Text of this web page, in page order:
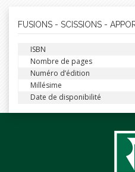
ISBN
Nombre de pages
Numéro d’édition
Millésime
Date de disponibilité